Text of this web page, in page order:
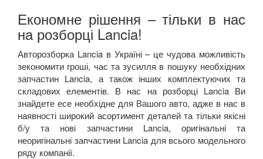
Економне рішення – тільки в нас
на розборці Lancia!
Авторозборка Lancia в Україні – це чудова можливість
зекономити гроші, час та зусилля в пошуку необхідних
запчастин Lancia, а також інших комплектуючих та
складових елементів. В нас на розборці Lancia Ви
знайдете есе необхідне для Вашого авто, адже в нас в
наявності широкий асортимент деталей та тільки якісні
б/у та нові запчастини Lancia, оригінальні та
неоригінальні запчастини Lancia для всього модельного
ряду компанії.